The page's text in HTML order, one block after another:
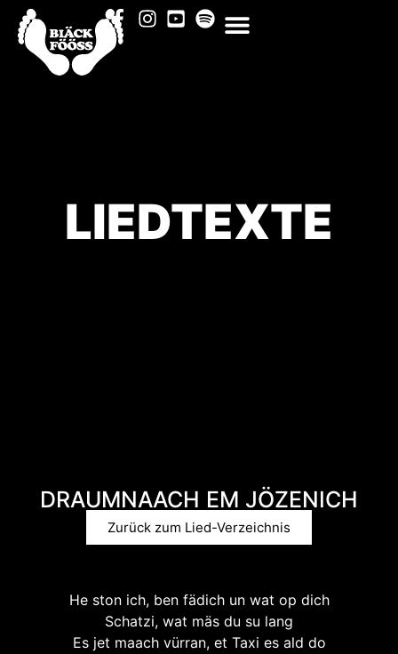
LIEDTEXTE
DRAUMNAACH EM JÖZENICH
Zurück zum Lied-Verzeichnis
He ston ich, ben fädich un wat op dich
Schatzi, wat mäs du su lang
Es jet maach vürran, et Taxi es ald do